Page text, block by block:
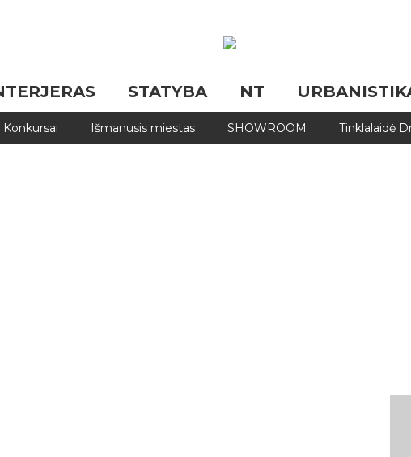
STATYBA NT
Konkursai Išmanusis miestas SHOWROOM Tinklalaidė